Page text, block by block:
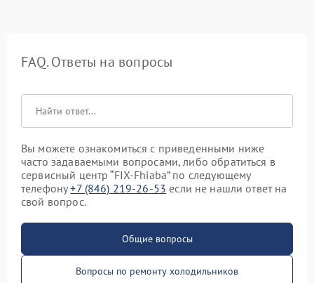
FAQ. Ответы на вопросы
Вы можете ознакомиться с приведенными ниже
часто задаваемыми вопросами, либо обратиться в
сервисный центр “FIX-Fhiaba” по следующему
телефону+7 (846) 219-26-53 если не нашли ответ на
свой вопрос.
Общие вопросы
Вопросы по ремонту холодильников